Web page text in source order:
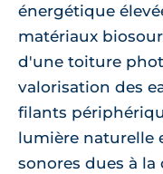
énergétique
matériaux
d'une toiture
valorisation des
filants
lumière naturelle
sonores dues à